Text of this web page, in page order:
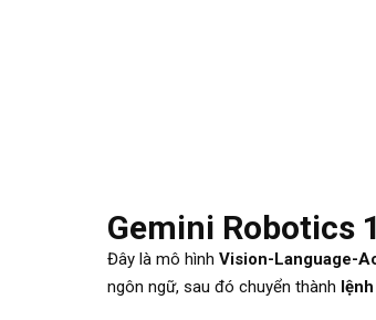
Gemini Robotics
Đây là mô hình Vision-Language-
ngôn ngữ, sau đó chuyển thành